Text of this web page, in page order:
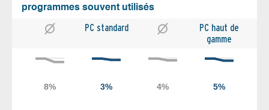
programmes souvent utilisés
PC standard
PC haut de
gamme